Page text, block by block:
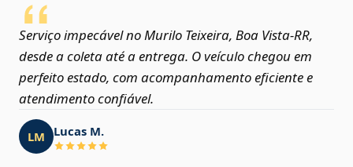
Serviço impecável no Murilo Teixeira, Boa Vista‑RR,
desde a coleta até a entrega. O veículo chegou em
perfeito estado, com acompanhamento eficiente e
atendimento confiável.
LM Lucas M.